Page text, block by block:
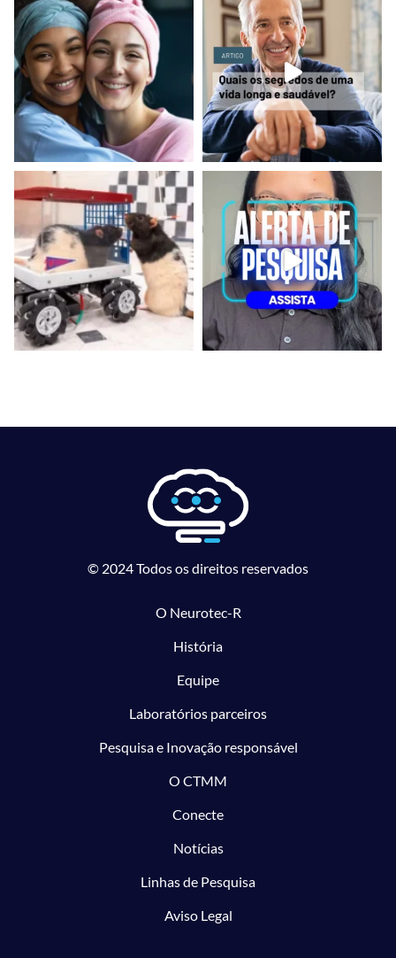
© 2024 Todos os direitos reservados
O Neurotec-R
História
Equipe
Laboratórios parceiros
Pesquisa e Inovação responsável
O CTMM
Conecte
Notícias
Linhas de Pesquisa
Aviso Legal